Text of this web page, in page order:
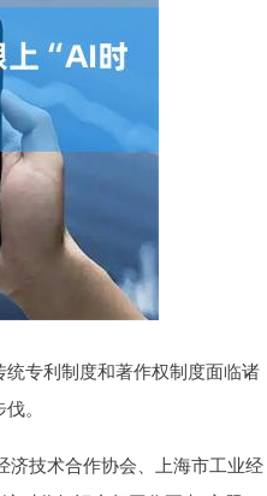
专利制度和著作权制度面临诸
。
技术合作协会、上海市工业经